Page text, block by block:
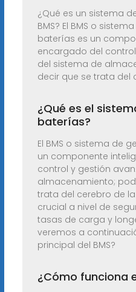
¿Qué es un sistema
BMS? El BMS o
baterías es un
encargado del
del sistema de
decir que se trata del
¿Qué es el
baterías?
El BMS o sistema de
un componente
control y gestión
almacenamiento;
trata del cerebro de
crucial a nivel de
tasas de carga y
veremos a
principal del BMS?
¿Cómo funciona